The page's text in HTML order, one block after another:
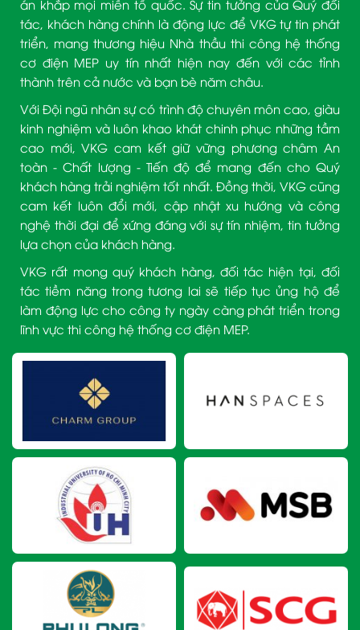
án khắp mọi miền tổ quốc. Sự tin tưởng của Quý đối
tác, khách hàng chính là động lực để VKG tự tin phát
triển, mang thương hiệu Nhà thầu thi công hệ thống
cơ điện MEP uy tín nhất hiện nay đến với các tỉnh
thành trên cả nước và bạn bè năm châu.
Với Đội ngũ nhân sự có trình độ chuyên môn cao, giàu
kinh nghiệm và luôn khao khát chinh phục những tầm
cao mới, VKG cam kết giữ vững phương châm An
toàn - Chất lượng - Tiến độ để mang đến cho Quý
khách hàng trải nghiệm tốt nhất. Đồng thời, VKG cũng
cam kết luôn đổi mới, cập nhật xu hướng và công
nghệ thời đại để xứng đáng với sự tín nhiệm, tin tưởng
lựa chọn của khách hàng.
VKG rất mong quý khách hàng, đối tác hiện tại, đối
tác tiềm năng trong tương lai sẽ tiếp tục ủng hộ để
làm động lực cho công ty ngày càng phát triển trong
lĩnh vực thi công hệ thống cơ điện MEP.